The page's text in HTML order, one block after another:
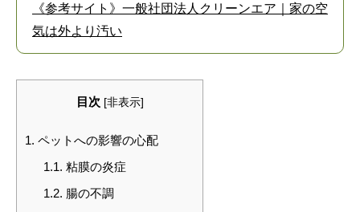
《参考サイト》一般社団法人クリーンエア｜家の空
気は外より汚い
目次 [非表示]
1. ペットへの影響の心配
1.1. 粘膜の炎症
1.2. 腸の不調